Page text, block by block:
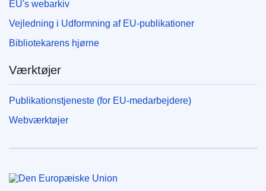
EU's webarkiv
Vejledning i Udformning af EU-publikationer
Bibliotekarens hjørne
Værktøjer
Publikationstjeneste (for EU-medarbejdere)
Webværktøjer